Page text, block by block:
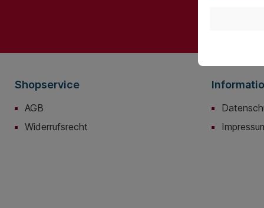
Shopservice
AGB
Widerrufsrecht